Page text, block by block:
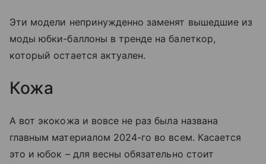
Эти модели непринужденно заменят вышедшие из
моды юбки-баллоны в тренде на балеткор,
который остается актуален.
Кожа
А вот экокожа и вовсе не раз была названа
главным материалом 2024-го во всем. Касается
это и юбок – для весны обязательно стоит